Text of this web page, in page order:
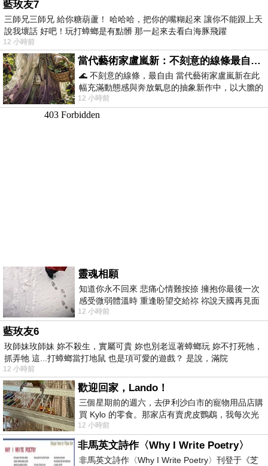
藍玫友7
三師兄三師兄 給你糖葫蘆！ 哈哈哈，把你的嘴糊起來 讓你不能跟上天
說我壞話 好吧！玩打蟑螂是有點髒 那一起來去看白海豚飛躍
12 小時前
當代藝術家盧嵐新：不刻意的線條最自由，讓色彩流動、筆觸自己說話
🌊 不刻意的線條，最自由 當代藝術家盧嵐新在此
幅充滿動態感與奔放氣息的抽象新作中，以大膽的
藍色顏料在白色畫布上揮灑、壓印與流淌
12 小時前
靈魂相願
知道你永不回來 悲痛心情難按捺 擁抱你最後一次
感受微弱體溫時 重逢盼望交給祢 祢說天國再見面
此刻忍淚說別離 他日靈魂再
12 小時前
藍玫友6
玫師妹玫師妹 妳不殺生，實屬可貴 妳也別老逗著蟑螂玩 妳不打死牠，
抓弄牠 這...打蟑螂當打地鼠 也是項可愛的遊戲？ 是說，滿院
12 小時前
歡迎回家，Lando！
三個星期前的週六，去伊利沙白市的寵物用品店購
買 Kylo 的零食。那家店有賣虎皮鸚鵡，我每次光
顧都會去看一下。他們偶爾會引進 C
12 小時前
非馬英文詩作〈Why I Write Poetry〉
非馬英文詩作〈Why I Write Poetry〉刊登于《芝